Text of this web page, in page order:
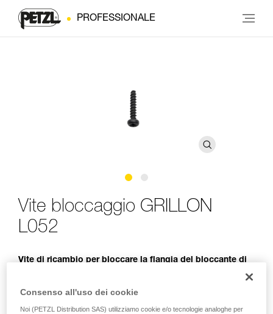
PROFESSIONALE
Vite bloccaggio GRILLON
L052
Vite di ricambio per bloccare la flangia del bloccante di
Vite di ricambio che consente di bloccare la flangia del
bloccante di un cordino GRILLON (cordini commercializzati
Consenso all'uso dei cookie
Noi (PETZL Distribution SAS) utilizziamo cookie e/o tecnologie analoghe per